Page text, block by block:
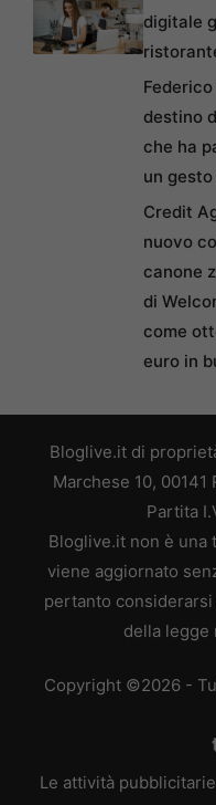
digitale
destino
che ha
un
Credit
nuovo
canone
di
come
euro in
Bloglive.it di
Marchese 10, 00141
Partita
Bloglive.it non è una
viene aggiornato
pertanto
della legge
Copyright ©2026 -
Le attività